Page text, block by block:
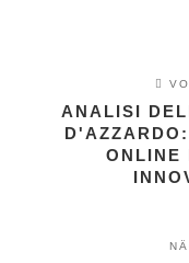
ANALISI
ONLINE